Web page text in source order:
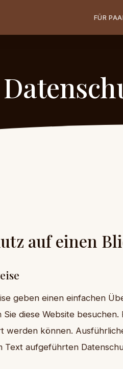
FÜR
auf einen
geben einen einfachen
diese Website
werden können.
Text aufgeführten